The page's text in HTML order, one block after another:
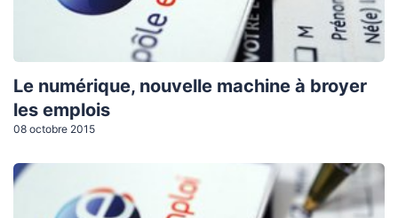
Le numérique, nouvelle machine à broyer
les emplois
08 octobre 2015